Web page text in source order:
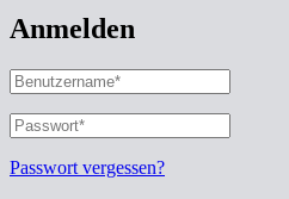
Anmelden
BENUTZERNAME
ODER
E-
MAIL-
ADRESSE*
ERFORDERLICH
PASSWORT
ERFORDERLICH
Passwort vergessen?